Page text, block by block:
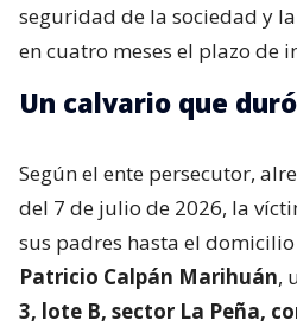
seguridad de la sociedad y
en cuatro meses el plazo de
Un calvario que
Según el ente persecutor,
del 7 de julio de 2026, la
sus padres hasta el
Patricio Calpán Marihuán,
3, lote B, sector La Peña,